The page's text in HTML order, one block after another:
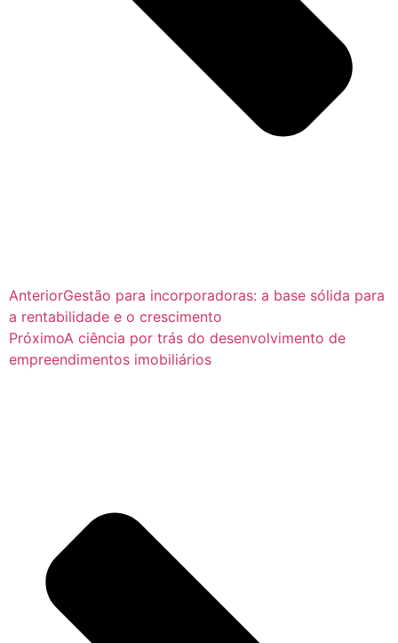
AnteriorGestão para incorporadoras: a base sólida para
a rentabilidade e o crescimento
PróximoA ciência por trás do desenvolvimento de
empreendimentos imobiliários